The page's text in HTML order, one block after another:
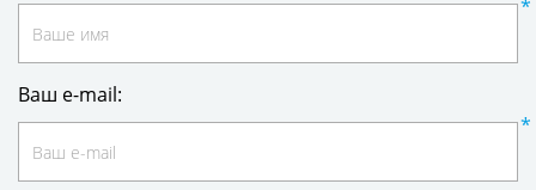
Ваш e-mail: